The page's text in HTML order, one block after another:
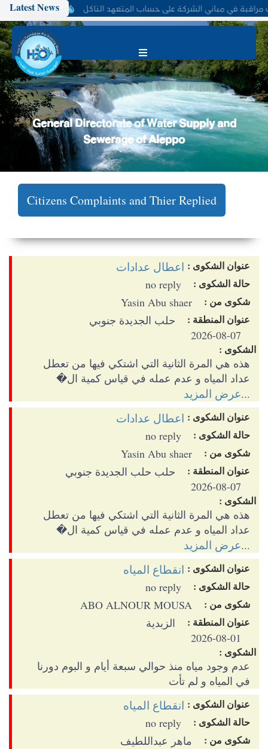
Latest News في مباني الشركة على حساب المتعهد الناكل تعلن الشركة العامة
المؤسسة العامة لمياه الشرب والصرف الصحي في حلب
General Directorate of Water Supply and
Sewerage of Aleppo
Citizens Complaints and Thier Replied
عنوان الشكوى : اعطال عدادات
حالة الشكوى : no reply
شكوى من : Yasin Abu shaer
عنوان المنطقة :
حلب الجديدة جنوبي
2026-08-07
الشكوى :
هذه هي المرة الثانية التي اشتكي فيها من تعطل
عداد المياه و عدم عمله في قياس كمية ال�
...عرض المزيد
عنوان الشكوى : اعطال عدادات
حالة الشكوى : no reply
شكوى من : Yasin Abu shaer
عنوان المنطقة :
حلب حلب الجديدة جنوبي
2026-08-07
الشكوى :
هذه هي المرة الثانية التي اشتكي فيها من تعطل
عداد المياه و عدم عمله في قياس كمية ال�
...عرض المزيد
عنوان الشكوى : انقطاع المياه
حالة الشكوى : no reply
شكوى من : ABO ALNOUR MOUSA
عنوان المنطقة :
الزبدية
2026-08-01
الشكوى :
عدم وجود مياه منذ حوالي سبعة أيام و البوم دورنا
في المياه و لم تأت
عنوان الشكوى : انقطاع المياه
حالة الشكوى : no reply
شكوى من : ماهر عبداللطيف